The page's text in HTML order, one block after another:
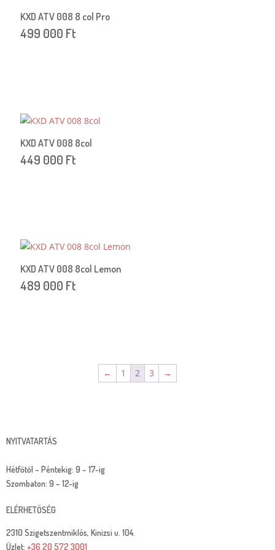
KXD ATV 008 8 col Pro
499 000 Ft
KXD ATV 008 8col
449 000 Ft
KXD ATV 008 8col Lemon
489 000 Ft
← 1 2 3 →
NYITVATARTÁS
Hétfőtől – Péntekig: 9 – 17-ig
Szombaton: 9 – 12-ig
ELÉRHETŐSÉG
2310 Szigetszentmiklós, Kinizsi u. 104.
Üzlet: +36 20 572 3001